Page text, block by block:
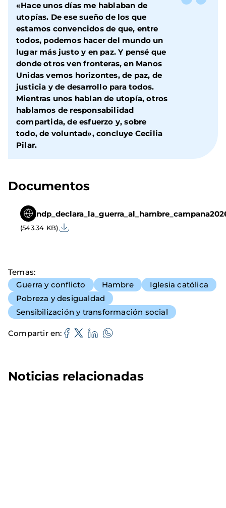
«Hace unos días me hablaban de
utopías. De ese sueño de los que
estamos convencidos de que, entre
todos, podemos hacer del mundo un
lugar más justo y en paz. Y pensé que
donde otros ven fronteras, en Manos
Unidas vemos horizontes, de paz, de
justicia y de desarrollo para todos.
Mientras unos hablan de utopía, otros
hablamos de responsabilidad
compartida, de esfuerzo y, sobre
todo, de voluntad», concluye Cecilia
Pilar.
Documentos
(543.34 KB)
Temas
Guerra y conflicto
Hambre
Iglesia católica
Pobreza y desigualdad
Sensibilización y transformación social
Compartir en
Noticias relacionadas